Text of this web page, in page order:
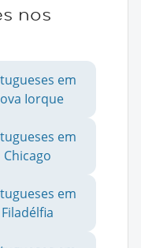
nos
em
Iorque
em
Chicago
em
Filadélfia